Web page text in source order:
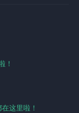
！
这里啦！